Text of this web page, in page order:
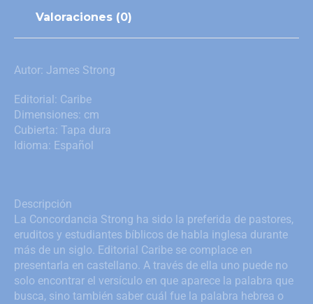
Valoraciones (0)
Autor: James Strong
Editorial: Caribe
Dimensiones: cm
Cubierta: Tapa dura
Idioma: Español
Descripción
La Concordancia Strong ha sido la preferida de pastores,
eruditos y estudiantes bíblicos de habla inglesa durante
más de un siglo. Editorial Caribe se complace en
presentarla en castellano. A través de ella uno puede no
solo encontrar el versículo en que aparece la palabra que
busca, sino también saber cuál fue la palabra hebrea o